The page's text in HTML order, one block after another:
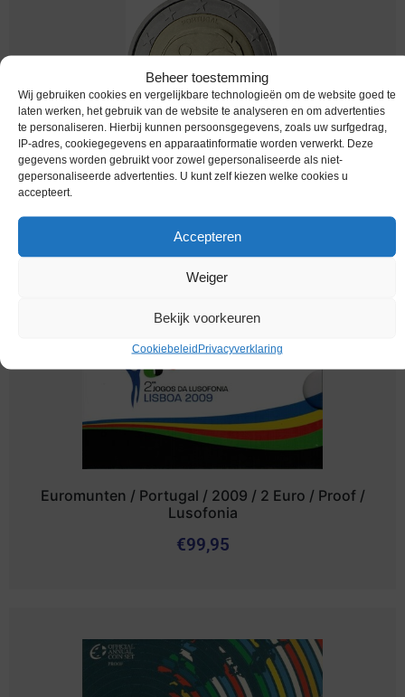
Beheer toestemming
Wij gebruiken cookies en vergelijkbare technologieën om de website goed te
laten werken, het gebruik van de website te analyseren en om advertenties
te personaliseren. Hierbij kunnen persoonsgegevens, zoals uw surfgedrag,
IP-adres, cookiegegevens en apparaatinformatie worden verwerkt. Deze
gegevens worden gebruikt voor zowel gepersonaliseerde als niet-
gepersonaliseerde advertenties. U kunt zelf kiezen welke cookies u
accepteert.
Accepteren
Weiger
Bekijk voorkeuren
CookiebeleidPrivacyverklaring
Euromunten / Portugal / 2009 / 2 Euro / Unc /
€4,75
Euromunten / Portugal / 2009 / 2 Euro / Proof /
Lusofonia
€99,95